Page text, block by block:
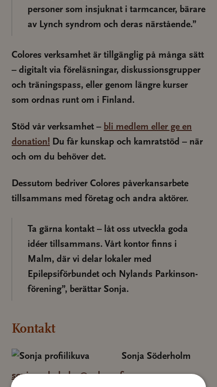
personer som insjuknat i tarmcancer, bärare
av Lynch syndrom och deras närstående.”
Colores verksamhet är tillgänglig på många sätt
– digitalt via föreläsningar, diskussionsgrupper
och träningspass, eller genom längre kurser
som ordnas runt om i Finland.
Stöd vår verksamhet – bli medlem eller ge en
donation! Du får kunskap och kamratstöd – när
och om du behöver det.
Dessutom bedriver Colores påverkansarbete
tillsammans med företag och andra aktörer.
Ta gärna kontakt – låt oss utveckla goda
idéer tillsammans. Vårt kontor finns i
Malm, där vi delar lokaler med
Epilepsiförbundet och Nylands Parkinson-
förening”, berättar Sonja.
Kontakt
Sonja Söderholm
sonja.soderholm@colores.fi